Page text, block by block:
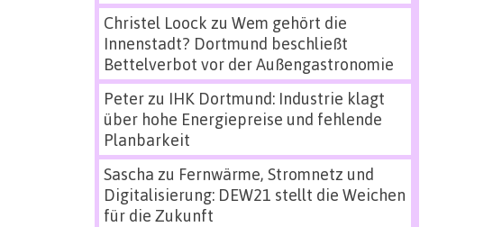
Christel Loock zu Wem gehört die
Innenstadt? Dortmund beschließt
Bettelverbot vor der Außengastronomie
Peterzu IHK Dortmund: Industrie klagt
über hohe Energiepreise und fehlende
Planbarkeit
Sascha zu Fernwärme, Stromnetz und
Digitalisierung: DEW21 stellt die Weichen
für die Zukunft